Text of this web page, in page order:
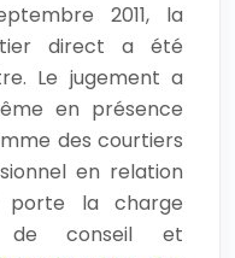
2011, la
direct a été
Le jugement a
en présence
des courtiers
en relation
la charge
de conseil et